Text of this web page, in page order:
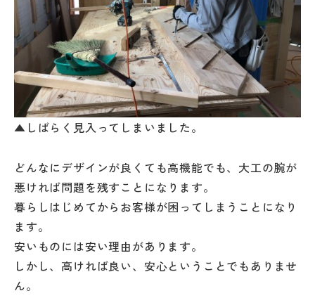
▲しばらく見入ってしまいました。
どんなにデザインが良くても高機能でも、大工の腕が
悪ければ問題を残すことになります。
暮らしはじめてからお客様が困ってしまうことになり
ます。
安いものには安い理由があります。
しかし、高ければ良い、安心ということでもありませ
ん。